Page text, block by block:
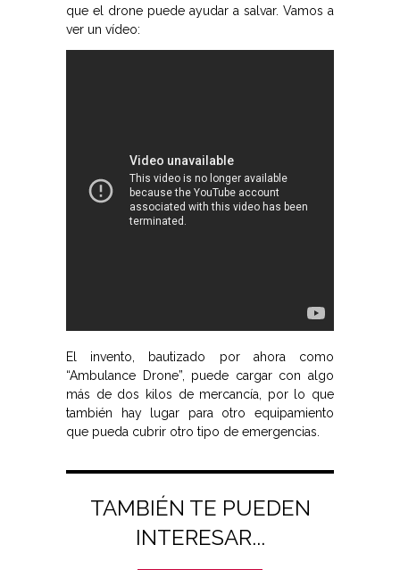
que el drone puede ayudar a salvar. Vamos a
ver un vídeo:
El invento, bautizado por ahora como
“Ambulance Drone”, puede cargar con algo
más de dos kilos de mercancía, por lo que
también hay lugar para otro equipamiento
que pueda cubrir otro tipo de emergencias.
TAMBIÉN TE PUEDEN
INTERESAR...